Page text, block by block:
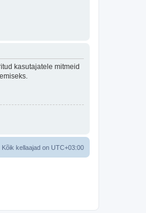
kasutajatele mitmeid
Kõik kellaajad on UTC+03:00